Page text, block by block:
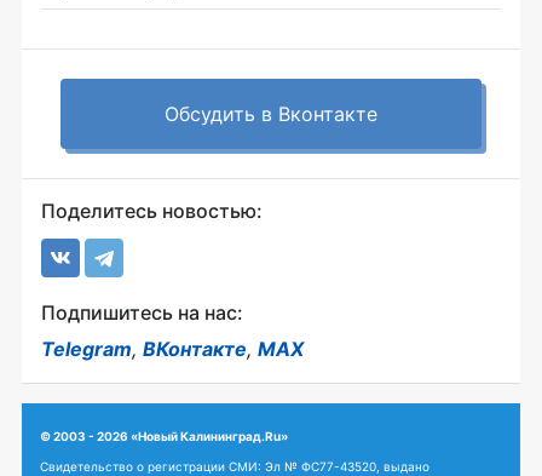
Обсудить в Вконтакте
Поделитесь новостью:
Подпишитесь на нас:
Telegram, ВКонтакте, MAX
© 2003 - 2026 «Новый Калининград.Ru»
Свидетельство о регистрации СМИ: Эл № ФС77-43520, выдано